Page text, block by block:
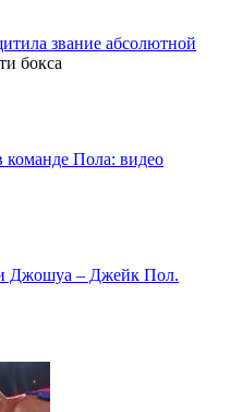
звание абсолютной
команде Пола: видео
Джошуа – Джейк Пол.